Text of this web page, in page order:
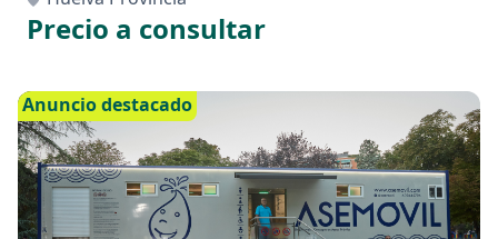
Precio a consultar
Anuncio destacado